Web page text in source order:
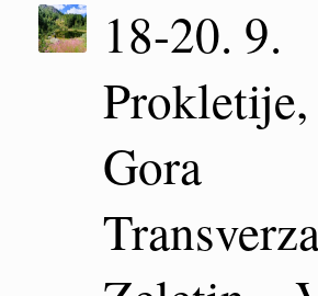
18-20. 9.
Gora